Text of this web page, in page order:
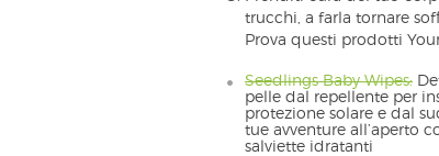
trucchi, a farla tornare
Prova questi prodotti
Seedlings Baby Wipes:
pelle dal repellente per
protezione solare e dal
tue avventure all’aperto
salviette idratanti